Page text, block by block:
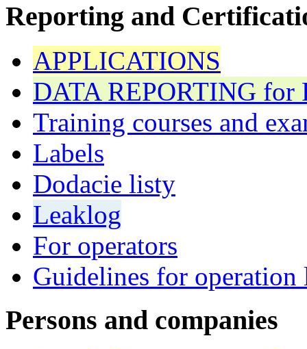
Reporting and
APPLICATIONS
DATA REPORTING for
Training courses and
Labels
Dodacie listy
Leaklog
For operators
Guidelines for operation
Persons and companies